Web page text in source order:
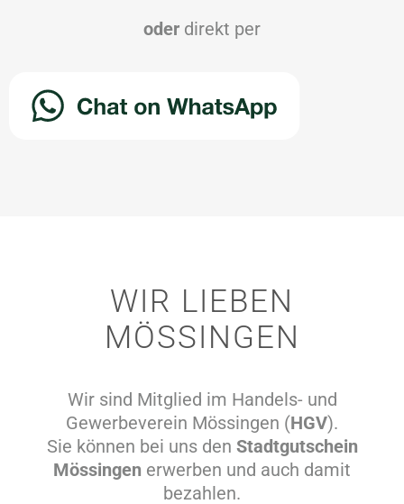
oder direkt per
WIR LIEBEN
MÖSSINGEN
Wir sind Mitglied im Handels- und
Gewerbeverein Mössingen (HGV).
Sie können bei uns den Stadtgutschein
Mössingen erwerben und auch damit
bezahlen.